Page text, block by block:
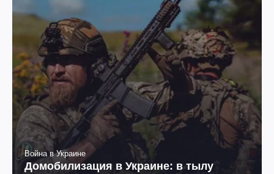
Война в Украине
Домобилизация в Украине: в тылу